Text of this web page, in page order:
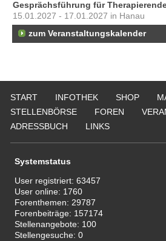
Gesprächsführung für
15.01.2027 - 17.01.2027 in Hanau
zum Veranstaltungskalender
START INFOTHEK SHOP
STELLENBÖRSE
FOREN
ADRESSBUCH
LINKS
Systemstatus
User registriert:63457
User online: 1760
Forenthemen: 29787
Forenbeiträge: 157174
Stellenangebote: 100
Stellengesuche:0